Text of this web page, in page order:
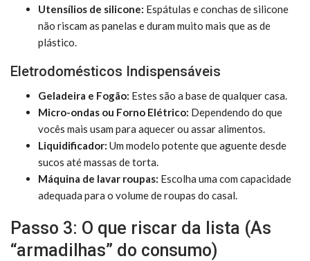
Utensílios de silicone: Espátulas e conchas de silicone
não riscam as panelas e duram muito mais que as de
plástico.
Eletrodomésticos Indispensáveis
Geladeira e Fogão: Estes são a base de qualquer casa.
Micro-ondas ou Forno Elétrico: Dependendo do que
vocês mais usam para aquecer ou assar alimentos.
Liquidificador: Um modelo potente que aguente desde
sucos até massas de torta.
Máquina de lavar roupas: Escolha uma com capacidade
adequada para o volume de roupas do casal.
Passo 3: O que riscar da lista (As
“armadilhas” do consumo)